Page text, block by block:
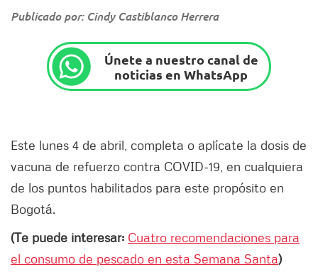
Publicado por: Cindy Castiblanco Herrera
Únete a nuestro canal de
noticias en WhatsApp
Este lunes 4 de abril, completa o aplícate la dosis de
vacuna de refuerzo contra COVID-19, en cualquiera
de los puntos habilitados para este propósito en
Bogotá.
(Te puede interesar: Cuatro recomendaciones para
el consumo de pescado en esta Semana Santa)